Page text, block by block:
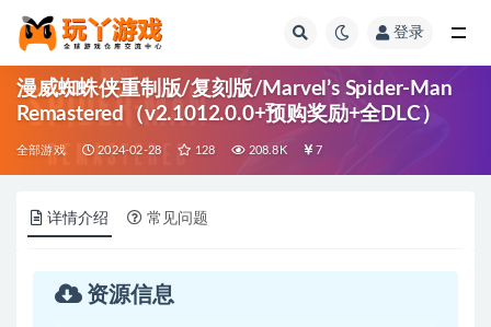
登录
漫威蜘蛛侠重制版/复刻版/Marvel’s Spider-Man
Remastered（v2.1012.0.0+预购奖励+全DLC）
全部游戏 2024-02-28 128 208.8K 7
详情介绍 常见问题
资源信息